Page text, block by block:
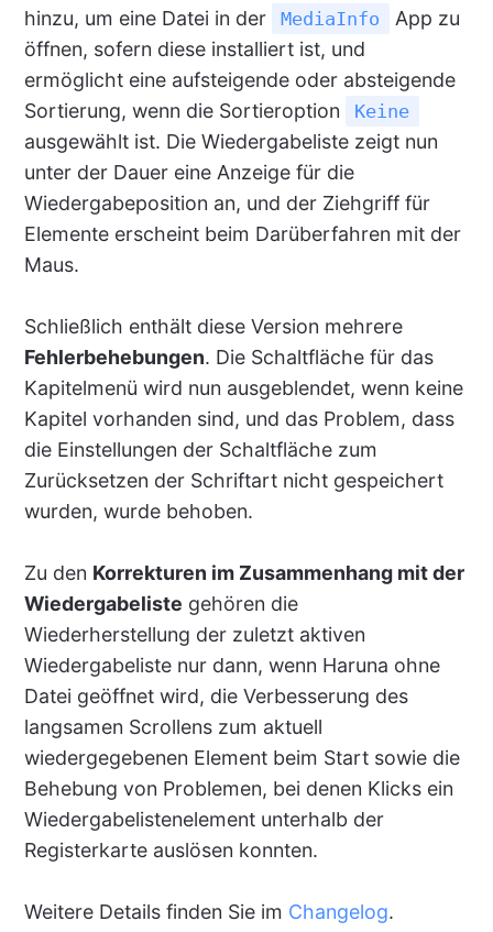
hinzu, um eine Datei in der
MediaInfo
App zu
öffnen, sofern diese installiert ist, und
ermöglicht eine aufsteigende oder absteigende
Sortierung, wenn die Sortieroption
Keine
ausgewählt ist. Die Wiedergabeliste zeigt nun
unter der Dauer eine Anzeige für die
Wiedergabeposition an, und der Ziehgriff für
Elemente erscheint beim Darüberfahren mit der
Maus.
Schließlich enthält diese Version mehrere
Fehlerbehebungen. Die Schaltfläche für das
Kapitelmenü wird nun ausgeblendet, wenn keine
Kapitel vorhanden sind, und das Problem, dass
die Einstellungen der Schaltfläche zum
Zurücksetzen der Schriftart nicht gespeichert
wurden, wurde behoben.
Zu den Korrekturen im Zusammenhang mit der
Wiedergabeliste gehören die
Wiederherstellung der zuletzt aktiven
Wiedergabeliste nur dann, wenn Haruna ohne
Datei geöffnet wird, die Verbesserung des
langsamen Scrollens zum aktuell
wiedergegebenen Element beim Start sowie die
Behebung von Problemen, bei denen Klicks ein
Wiedergabelistenelement unterhalb der
Registerkarte auslösen konnten.
Weitere Details finden Sie im Changelog.